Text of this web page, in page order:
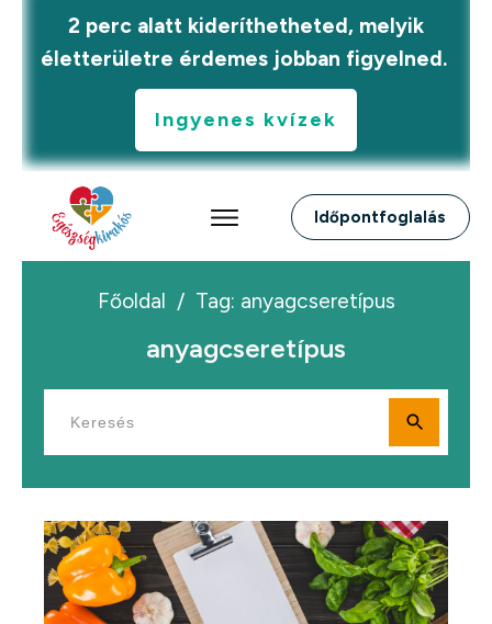
2 perc alatt kideríthetheted, melyik
életterületre érdemes jobban figyelned.
Ingyenes kvízek
Időpontfoglalás
Főoldal / Tag: anyagcseretípus
anyagcseretípus